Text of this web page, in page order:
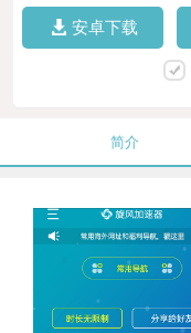
安卓下载
简介